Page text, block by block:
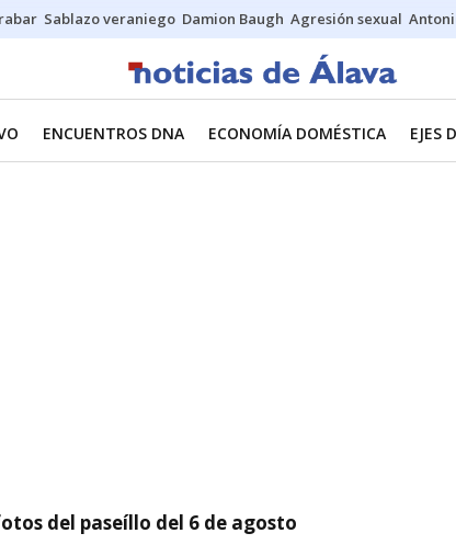
Sablazo veraniego Damion Baugh Agresión sexual
ENCUENTROS DNA ECONOMÍA DOMÉSTICA EJES
del paseíllo del 6 de agosto